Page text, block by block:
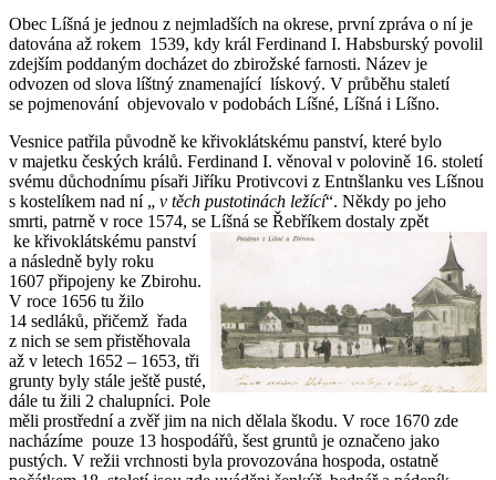
Obec Líšná je jednou z nejmladších na okrese, první zpráva o ní je
datována až rokem 1539, kdy král Ferdinand I. Habsburský povolil
zdejším poddaným docházet do zbirožské farnosti. Název je
odvozen od slova líštný znamenající lískový. V průběhu staletí
se pojmenování objevovalo v podobách Líšné, Líšná i Líšno.
Vesnice patřila původně ke křivoklátskému panství, které bylo
v majetku českých králů. Ferdinand I. věnoval v polovině 16. století
svému důchodnímu písaři Jiříku Protivcovi z Entnšlanku ves Líšnou
s kostelíkem nad ní „ v těch pustotinách ležící“. Někdy po jeho
smrti, patrně v roce 1574, se Líšná se Řebříkem dostaly zpět
ke křivoklátskému panství
a následně byly roku
1607 připojeny ke Zbirohu.
V roce 1656 tu žilo
14 sedláků, přičemž řada
z nich se sem přistěhovala
až v letech 1652 – 1653, tři
grunty byly stále ještě pusté,
dále tu žili 2 chalupníci. Pole
měli prostřední a zvěř jim na nich dělala škodu. V roce 1670 zde
nacházíme pouze 13 hospodářů, šest gruntů je označeno jako
pustých. V režii vrchnosti byla provozována hospoda, ostatně